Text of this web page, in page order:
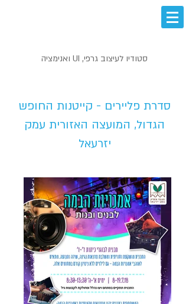
סטודיו לעיצוב גרפי, UI ואנימציה
סדרת פליירים - קייטנות החופש
הגדול, המועצה האזורית עמק
יזרעאל